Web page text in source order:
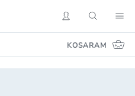
BelépésKeresés
KOSARAM